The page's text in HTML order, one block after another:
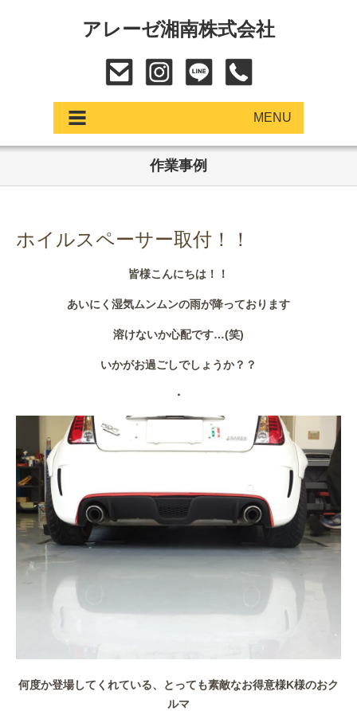
アレーゼ湘南株式会社
MENU
中古車
店舗アクセス
作業事例
ホイルスペーサー取付！！
皆様こんにちは！！
あいにく湿気ムンムンの雨が降っております
溶けないか心配です…(笑)
いかがお過ごしでしょうか？？
・
何度か登場してくれている、とっても素敵なお得意様K様のおク
ルマ